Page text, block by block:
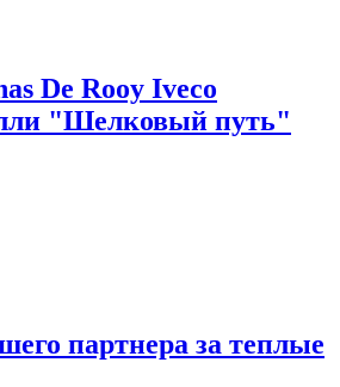
De Rooy Iveco
"Шелковый путь"
партнера за теплые